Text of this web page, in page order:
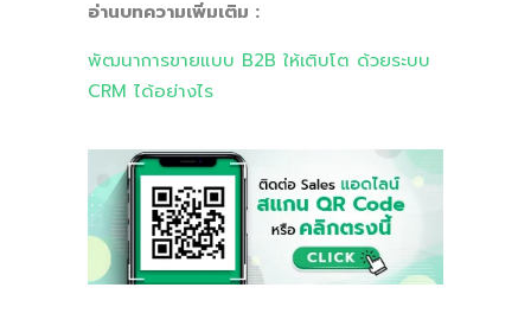
อ่านบทความเพิ่มเติม :
พัฒนาการขายแบบ B2B ให้เติบโต ด้วยระบบ
CRM ได้อย่างไร